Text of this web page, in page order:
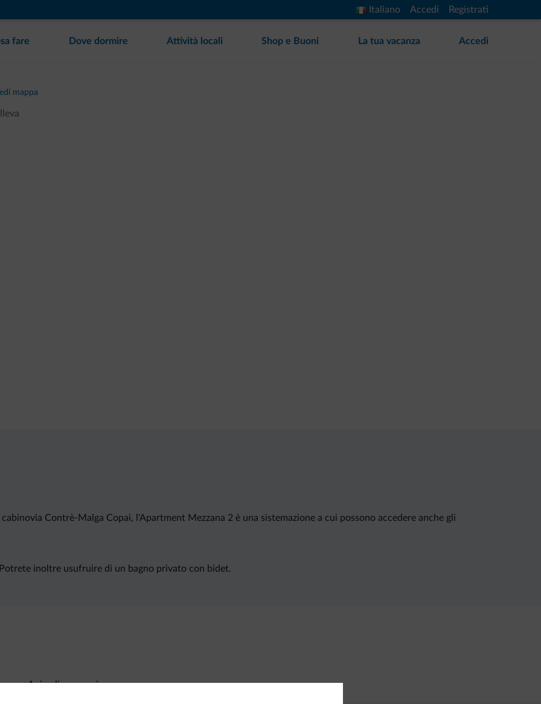
Italiano Accedi Registrati
fare Dove dormire Attività locali Shop e Buoni La tua vacanza Accedi
mappa
Contrè-Malga Copai, l'Apartment Mezzana 2 è una sistemazione a cui possono accedere anche gli
inoltre usufruire di un bagno privato con bidet.
Animali ammessi